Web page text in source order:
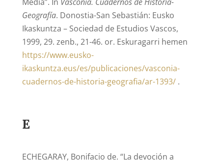
Geografía. Donostia-San Sebastián: Eusko
Ikaskuntza – Sociedad de Estudios Vascos,
1999, 29. zenb., 21-46. or. Eskuragarri hemen
https://www.eusko-
ikaskuntza.eus/es/publicaciones/vasconia-
cuadernos-de-historia-geografia/ar-1393/.
E
ECHEGARAY, Bonifacio de. “La devoción a